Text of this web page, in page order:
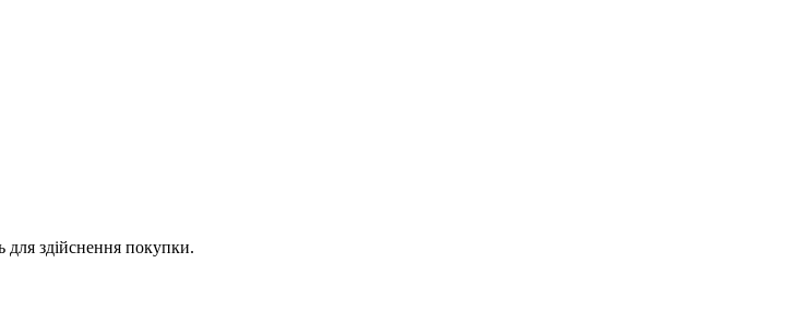
здійснення покупки.